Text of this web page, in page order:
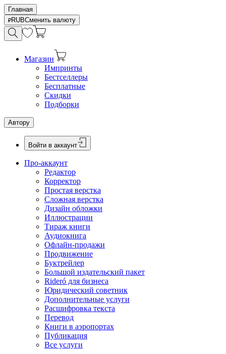
Главная
RUBСменить валюту
Магазин
Импринты
Бестселлеры
Бесплатные
Скидки
Подборки
Автору
Войти в аккаунт
Про-аккаунт
Редактор
Корректор
Простая верстка
Сложная верстка
Дизайн обложки
Иллюстрации
Тираж книги
Аудиокнига
Офлайн-продажи
Продвижение
Буктрейлер
Большой издательский пакет
Rideró для бизнеса
Юридический советник
Дополнительные услуги
Расшифровка текста
Перевод
Книги в аэропортах
Публикация
Все услуги